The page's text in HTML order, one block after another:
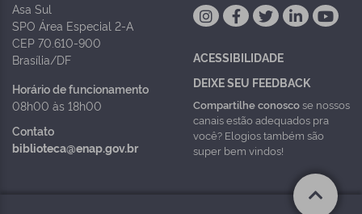
Asa Sul
SPO Área Especial 2-A
CEP 70.610-900
Brasília/DF
Horário de funcionamento
08h00 às 18h00
Contato
biblioteca@enap.gov.br
ACESSIBILIDADE
DEIXE SEU FEEDBACK
Compartilhe conoscose nossos
canais estão adequados pra
você? Elogios também são
super bem vindos!